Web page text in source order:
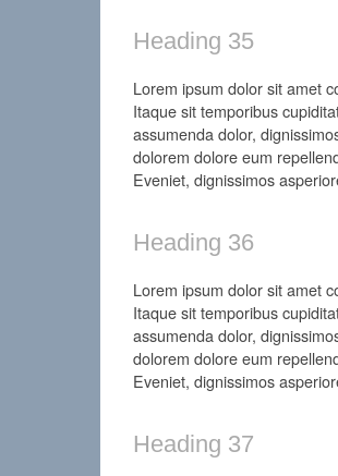
Heading 35
Lorem ipsum dolor sit amet
Itaque sit temporibus
assumenda dolor,
dolorem dolore eum
Eveniet, dignissimos
Heading 36
Lorem ipsum dolor sit amet
Itaque sit temporibus
assumenda dolor,
dolorem dolore eum
Eveniet, dignissimos
Heading 37